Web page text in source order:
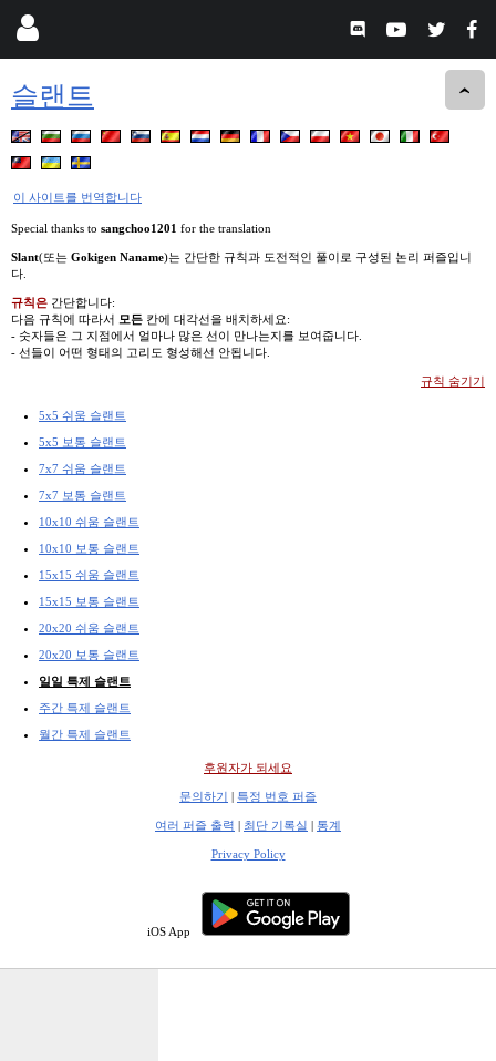
슬랜트
이 사이트를 번역합니다
Special thanks to sangchoo1201 for the translation
Slant(또는 Gokigen Naname)는 간단한 규칙과 도전적인 풀이로 구성된 논리 퍼즐입니
다.
규칙은 간단합니다:
다음 규칙에 따라서 모든 칸에 대각선을 배치하세요:
- 숫자들은 그 지점에서 얼마나 많은 선이 만나는지를 보여줍니다.
- 선들이 어떤 형태의 고리도 형성해선 안됩니다.
규칙 숨기기
5x5 쉬움 슬랜트
5x5 보통 슬랜트
7x7 쉬움 슬랜트
7x7 보통 슬랜트
10x10 쉬움 슬랜트
10x10 보통 슬랜트
15x15 쉬움 슬랜트
15x15 보통 슬랜트
20x20 쉬움 슬랜트
20x20 보통 슬랜트
일일 특제 슬랜트
주간 특제 슬랜트
월간 특제 슬랜트
후원자가 되세요
문의하기 | 특정 번호 퍼즐
여러 퍼즐 출력 | 최단 기록실 | 통계
Privacy Policy
iOS App